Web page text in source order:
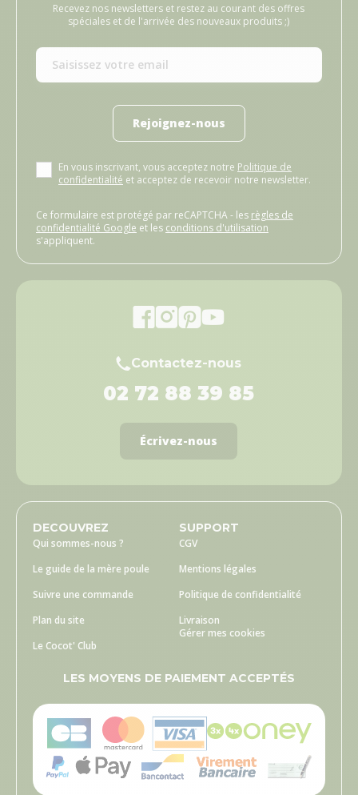
Recevez nos newsletters et restez au courant des offres
spéciales et de l'arrivée des nouveaux produits ;)
Rejoignez-nous
En vous inscrivant, vous acceptez notre Politique de
confidentialité et acceptez de recevoir notre newsletter.
Ce formulaire est protégé par reCAPTCHA - les règles de
confidentialité Google et les conditions d'utilisation
s'appliquent.
Contactez-nous
02 72 88 39 85
Écrivez-nous
DECOUVREZ
Qui sommes-nous ?
Le guide de la mère poule
Suivre une commande
Plan du site
Le Cocot' Club
SUPPORT
CGV
Mentions légales
Politique de confidentialité
Livraison
Gérer mes cookies
LES MOYENS DE PAIEMENT ACCEPTÉS